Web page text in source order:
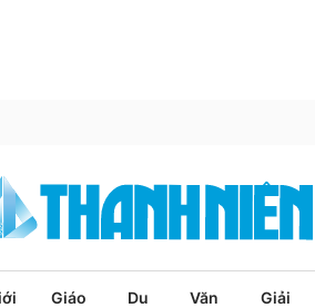
Giáo
Du
Văn
Giải